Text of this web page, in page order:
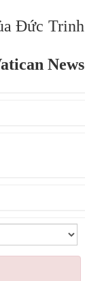
Đức Trinh
News